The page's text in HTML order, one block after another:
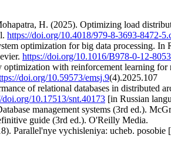
H. (2025). Optimizing load
https://doi.org/10.4018/979-8-3693-8472-
optimization for big data processing.
https://doi.org/10.1016/B978-0-12-
with reinforcement learning for
doi.org/10.59573/emsj.9(4).2025.107
of relational databases in distributed
doi.org/10.17513/snt.40173 [in Russian
management systems (3rd ed.).
guide (3rd ed.). O'Reilly Media.
Parallel'nye vychisleniya: ucheb.